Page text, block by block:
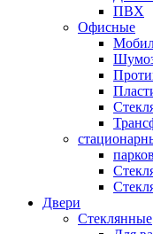
ПВХ
Офисные
Двери
Стеклянные